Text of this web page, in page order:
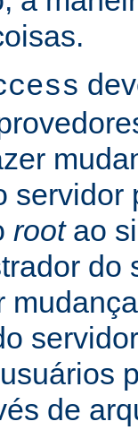
servidor
rootao
do
de